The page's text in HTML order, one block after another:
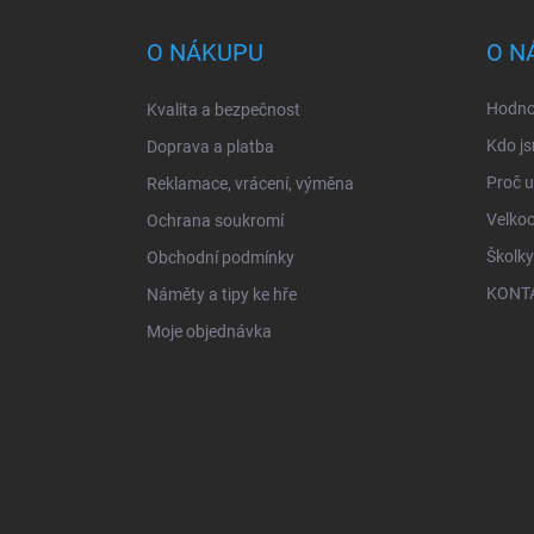
O NÁKUPU
Kvalita a bezpečnost
Doprava a platba
Reklamace, vrácení, výměna
Ochrana soukromí
Obchodní podmínky
Náměty a tipy ke hře
Moje objednávka
O
Kdo
Proč